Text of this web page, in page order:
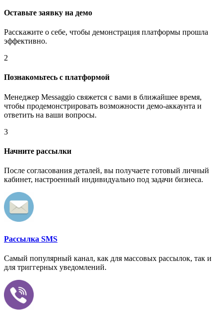
Оставьте заявку на демо
Расскажите о себе, чтобы демонстрация платформы прошла
эффективно.
2
Познакомьтесь с платформой
Менеджер Messaggio свяжется с вами в ближайшее время,
чтобы продемонстрировать возможности демо-аккаунта и
ответить на ваши вопросы.
3
Начните рассылки
После согласования деталей, вы получаете готовый личный
кабинет, настроенный индивидуально под задачи бизнеса.
Рассылка SMS
Самый популярный канал, как для массовых рассылок, так и
для триггерных уведомлений.